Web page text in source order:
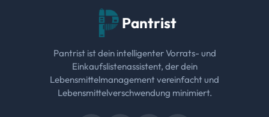
Pantrist
Pantrist ist dein intelligenter Vorrats- und
Einkaufslistenassistent, der dein
Lebensmittelmanagement vereinfacht und
Lebensmittelverschwendung minimiert.